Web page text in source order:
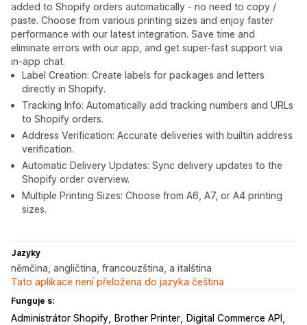
added to Shopify orders automatically - no need to copy /
paste. Choose from various printing sizes and enjoy faster
performance with our latest integration. Save time and
eliminate errors with our app, and get super-fast support via
in-app chat.
Label Creation: Create labels for packages and letters
directly in Shopify.
Tracking Info: Automatically add tracking numbers and URLs
to Shopify orders.
Address Verification: Accurate deliveries with builtin address
verification.
Automatic Delivery Updates: Sync delivery updates to the
Shopify order overview.
Multiple Printing Sizes: Choose from A6, A7, or A4 printing
sizes.
Jazyky
němčina, angličtina, francouzština, a italština
Tato aplikace není přeložena do jazyka čeština
Funguje s:
Administrátor Shopify Brother Printer
Digital Commerce API